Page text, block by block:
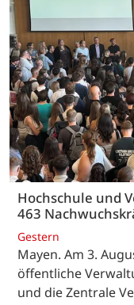
Hochschule und
463
Gestern
Mayen. Am 3.
öffentliche
und die Zentrale